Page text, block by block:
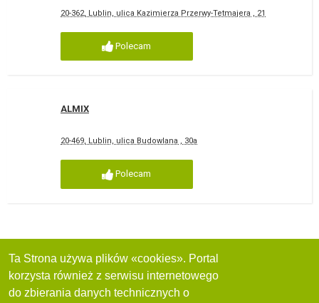
20-362, Lublin, ulica Kazimierza Przerwy-Tetmajera , 21
Polecam
ALMIX
20-469, Lublin, ulica Budowlana , 30a
Polecam
Ta Strona używa plików «cookies». Portal
korzysta również z serwisu internetowego
do zbierania danych technicznych o